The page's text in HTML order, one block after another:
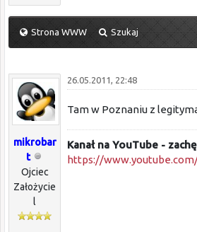
Strona WWW Szukaj
mikrobar
t
Ojciec
Założycie
l
26.05.2011, 22:48
Tam w Poznaniu z
Kanał na YouTube -
https://